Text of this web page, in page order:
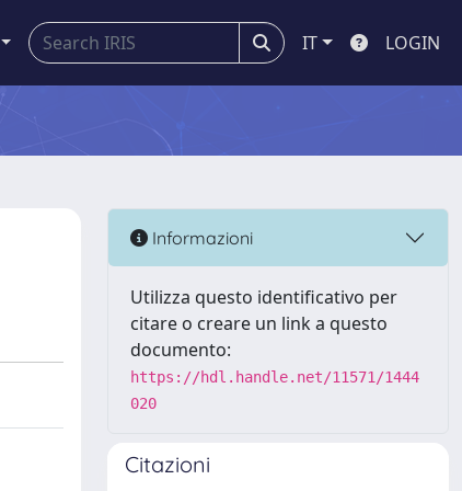
IT LOGIN
Informazioni
Utilizza questo identificativo per
citare o creare un link a questo
documento:
https://hdl.handle.net/11571/1444
020
Citazioni